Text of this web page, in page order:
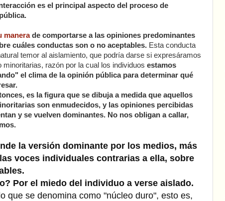
es el principal aspecto del proceso de
manerade comportarse a las opiniones predominantes
cuáles conductas son o no aceptables. Esta conducta
temor al aislamiento, que podría darse si expresáramos
razón por la cual los individuos estamos
el clima de la opinión pública para determinar qué
es la figura que se dibuja a medida que aquellos
son enmudecidos, y las opiniones percibidas
y se vuelven dominantes. No nos obligan a callar,
la versión dominante por los medios, más
voces individuales contrarias a ella, sobre
Por el miedo del individuo a verse aislado.
que se denomina como "núcleo duro", esto es,